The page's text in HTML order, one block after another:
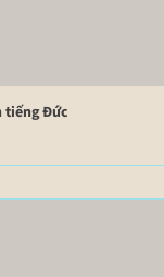
tiếng Đức